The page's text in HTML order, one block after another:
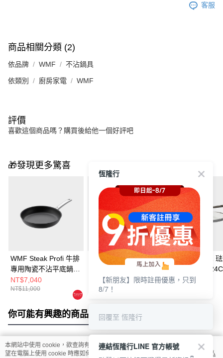
客服
商品相關分類 (2)
依品牌 WMF 不沾鍋具
依類別 廚房家電 WMF
評價
喜歡這個商品嗎？購買後給他一個好評吧
🎁發現更多驚喜
WMF Steak Profi 牛排
專用陶瓷不沾平底鍋
28cm
NT$7,040
NT$11,000
WMF Durado 陶瓷不
沾平底鍋 24cm
NT$3,420
NT$6,000
VERMICULAR
鐵平底鍋鍋蓋
NT$2,000
你可能有興趣的商品 全站排行
熱門標籤
本網站中使用 cookie，欲查詢有關本網站使用 cookie 方式之詳情，及若您不希
望在電腦上使用 cookie 時應如何變更電腦的 cookie 設定，請參閱本網站「
隱私
恆隆行
【新朋友】限時註冊優惠，只到
8/7！
回覆至 恆隆行
連結恆隆行LINE 官方帳號